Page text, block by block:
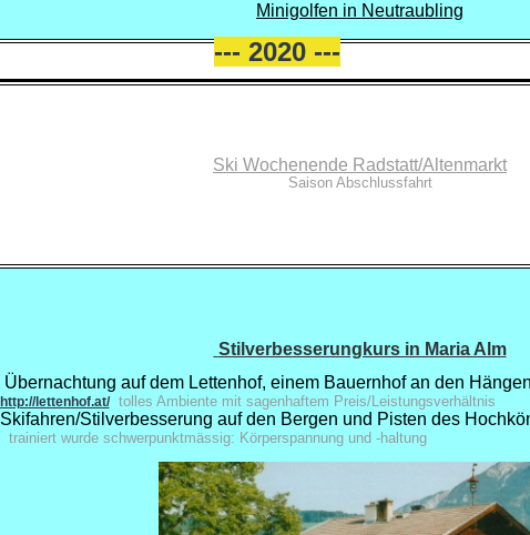
Minigolfen in Neutraubling
--- 2020 ---
Ski Wochenende Radstatt/Altenmarkt
Saison Abschlussfahrt
Stilverbesserungkurs in Maria Alm
Übernachtung auf dem Lettenhof, einem Bauernhof an den
http://lettenhof.at/ tolles Ambiente mit sagenhaftem Preis/Leistungsverhältnis
Skifahren/Stilverbesserung auf den Bergen und Pisten des
trainiert wurde schwerpunktmässig: Körperspannung und -haltung